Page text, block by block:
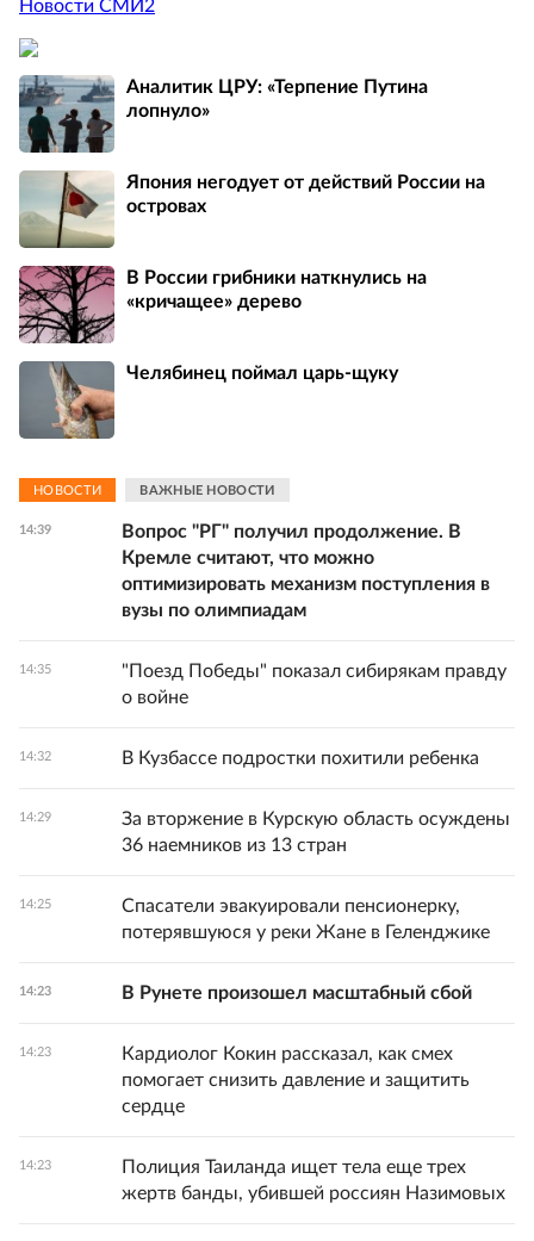
Новости СМИ2
Аналитик ЦРУ: «Терпение Путина
лопнуло»
Япония негодует от действий России на
островах
В России грибники наткнулись на
«кричащее» дерево
Челябинец поймал царь-щуку
НОВОСТИ ВАЖНЫЕ НОВОСТИ
14:39
Вопрос "РГ" получил продолжение. В
Кремле считают, что можно
оптимизировать механизм поступления в
вузы по олимпиадам
14:35
"Поезд Победы" показал сибирякам правду
о войне
14:32 В Кузбассе подростки похитили ребенка
14:29
За вторжение в Курскую область осуждены
36 наемников из 13 стран
14:25
Спасатели эвакуировали пенсионерку,
потерявшуюся у реки Жане в Геленджике
14:23 В Рунете произошел масштабный сбой
14:23
Кардиолог Кокин рассказал, как смех
помогает снизить давление и защитить
сердце
14:23
Полиция Таиланда ищет тела еще трех
жертв банды, убившей россиян Назимовых